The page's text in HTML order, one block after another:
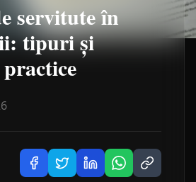
servitute în
tipuri și